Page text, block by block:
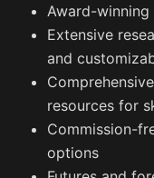
Award-
Extensive
and
resources for
Commission-
options